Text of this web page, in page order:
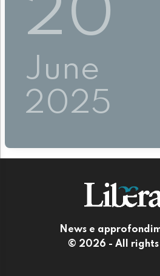
20
June
2025
News e
© 2026 - All rights